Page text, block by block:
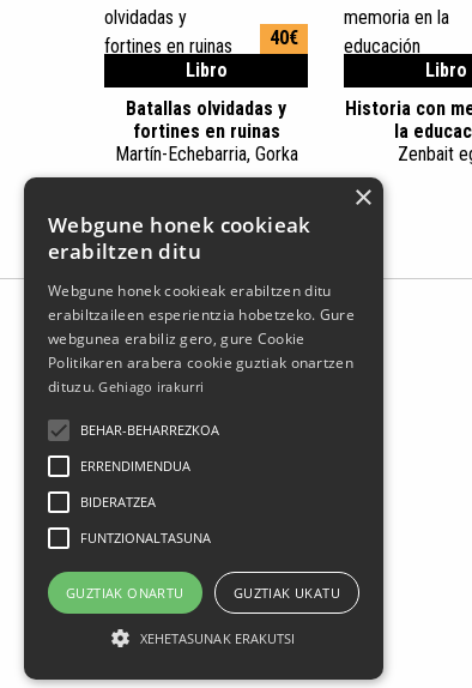
Libro
40€
Batallas olvidadas y
fortines en ruinas
Martín-Echebarria, Gorka
Libro
Historia con
la
Zenbait
Tel.: 94 681 80 66
gerediaga@durangokoazoka.eus
×
Webgune honek cookieak
erabiltzen ditu
Webgune honek cookieak erabiltzen ditu
erabiltzaileen esperientzia hobetzeko. Gure
webgunea erabiliz gero, gure Cookie
Politikaren arabera cookie guztiak onartzen
dituzu.Gehiago irakurri
BEHAR-BEHARREZKOA
ERRENDIMENDUA
BIDERATZEA
FUNTZIONALTASUNA
GUZTIAK ONARTU GUZTIAK UKATU
XEHETASUNAK ERAKUTSI